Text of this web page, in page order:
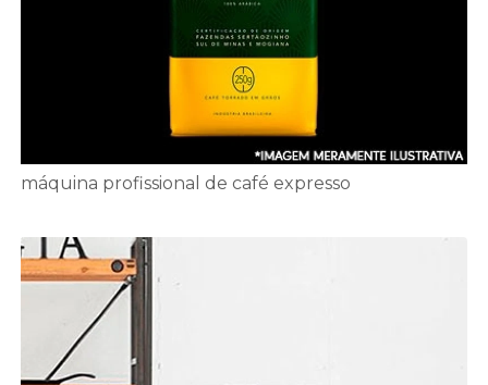
máquina profissional de café expresso